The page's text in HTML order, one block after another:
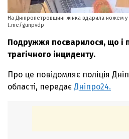
На Дніпропетровщині жінка вдарила ножем у
t.me/gunpvdp
Подружжя посварилося, що і
трагічного інциденту.
Про це повідомляє поліція
області, передає Дніпро24.